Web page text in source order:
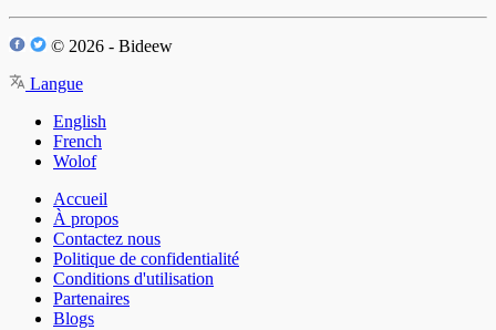
© 2026 - Bideew
Langue
English
French
Wolof
Accueil
À propos
Contactez nous
Politique de confidentialité
Conditions d'utilisation
Partenaires
Blogs